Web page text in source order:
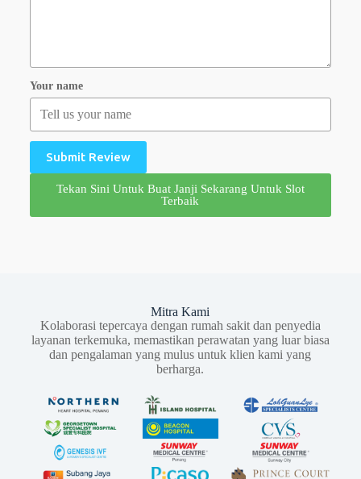
Your name
Submit Review
Tekan Sini Untuk Buat Janji Sekarang Untuk Slot
Terbaik
Mitra Kami
Kolaborasi tepercaya dengan rumah sakit dan penyedia
layanan terkemuka, memastikan perawatan yang luar biasa
dan pengalaman yang mulus untuk klien kami yang
berharga.